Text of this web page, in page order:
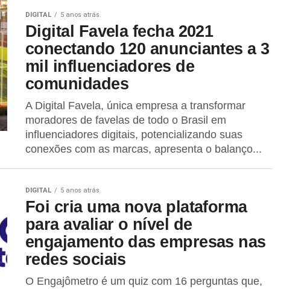
DIGITAL 5 anos atrás
Digital Favela fecha 2021
conectando 120 anunciantes a 3
mil influenciadores de
comunidades
A Digital Favela, única empresa a transformar
moradores de favelas de todo o Brasil em
influenciadores digitais, potencializando suas
conexões com as marcas, apresenta o balanço...
DIGITAL 5 anos atrás
Foi cria uma nova plataforma
para avaliar o nível de
engajamento das empresas nas
redes sociais
O Engajômetro é um quiz com 16 perguntas que,